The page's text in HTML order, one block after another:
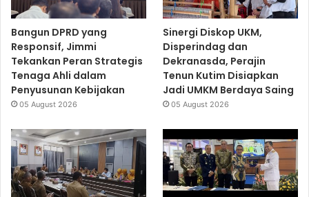
Bangun DPRD yang
Responsif, Jimmi
Tekankan Peran Strategis
Tenaga Ahli dalam
Penyusunan Kebijakan
05 August 2026
Sinergi Diskop UKM,
Disperindag dan
Dekranasda, Perajin
Tenun Kutim Disiapkan
Jadi UMKM Berdaya Saing
05 August 2026